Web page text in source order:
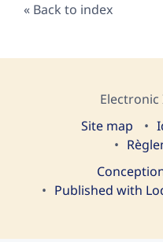
Back to index
Electronic
Site map
I
Published with